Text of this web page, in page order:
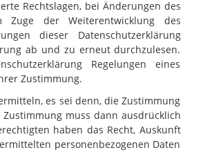
Rechtslagen, bei Änderungen des
Zuge der Weiterentwicklung des
dieser Datenschutzerklärung
ab und zu erneut durchzulesen.
Regelungen eines
Zustimmung.
es sei denn, die Zustimmung
muss dann ausdrücklich
haben das Recht, Auskunft
personenbezogenen Daten